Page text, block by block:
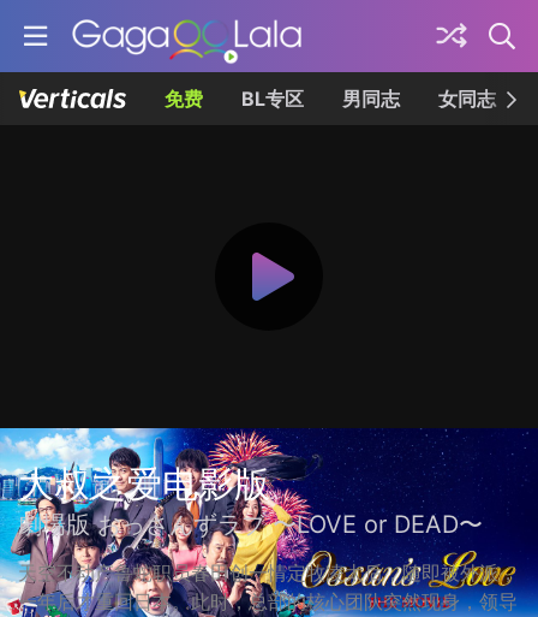
免费 BL专区 男同志 女同志
大叔之爱电影版
劇場版 おっさんずラブ 〜LOVE or DEAD〜
天空不动产鲁蛇职员春田创一情定牧凌太后，随即被外派，
一年后才重回日本。此时，总部的核心团队突然现身，领导